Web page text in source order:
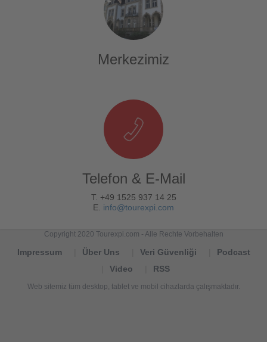
Merkezimiz
Telefon & E-Mail
T. +49 1525 937 14 25
E. info@tourexpi.com
Copyright 2020 Tourexpi.com - Alle Rechte Vorbehalten
Impressum Über Uns Veri Güvenliği
Podcast
Video
RSS
Web sitemiz tüm desktop, tablet ve mobil cihazlarda çalışmaktadır.